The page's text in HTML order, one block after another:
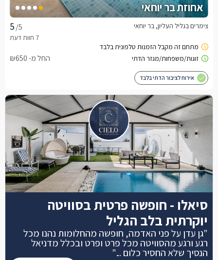
אחוזת בר יוחאי
/5 צימרים בגליל העליון, בר יוחאי
החל מ- ₪650
אירוח לציבור הדתי בלבד
סיאלו - חופשה פרטית בסוויטה
יוקרתית בלב הגליל
"גן עדן על פני האדמה, חופשה מהחלומות נהנו מכל
רגע ורגע מהסוויטה מכל פרט ופרט ובכלל מדניאל
הנסיך שלא החסיר כלום ..."